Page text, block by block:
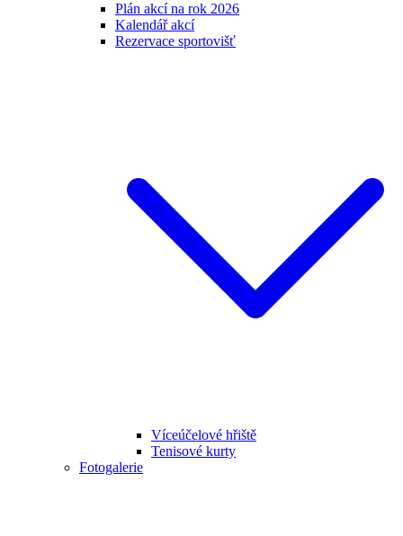
Plán akcí na rok 2026
Kalendář akcí
Rezervace sportovišť
Víceúčelové hřiště
Tenisové kurty
Fotogalerie